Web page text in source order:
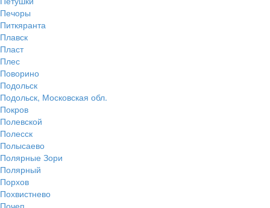
Печоры
Питкяранта
Плавск
Пласт
Плес
Поворино
Подольск
Подольск, Московская обл.
Покров
Полевской
Полесск
Полысаево
Полярные Зори
Полярный
Порхов
Похвистнево
Почеп